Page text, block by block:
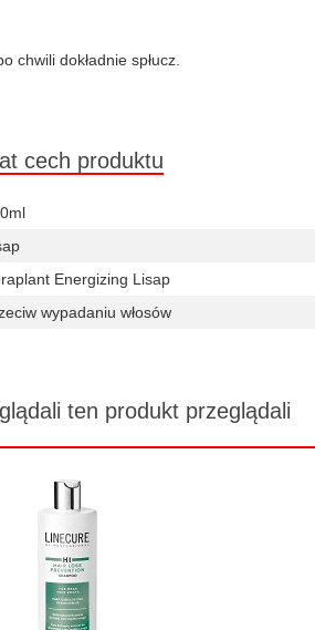
chwili dokładnie spłucz.
cech produktu
Energizing Lisap
wypadaniu włosów
ten produkt przeglądali